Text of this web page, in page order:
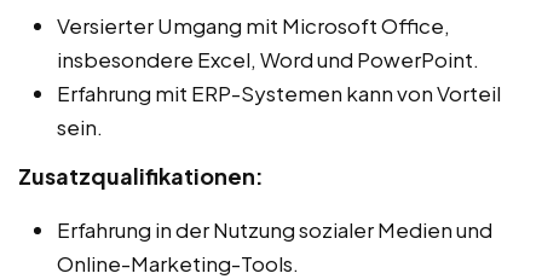
Versierter Umgang mit Microsoft Office,
insbesondere Excel, Word und PowerPoint.
Erfahrung mit ERP-Systemen kann von Vorteil
sein.
Zusatzqualifikationen:
Erfahrung in der Nutzung sozialer Medien und
Online-Marketing-Tools.